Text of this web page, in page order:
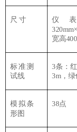
尺 寸
仪
宽高
标准测
试线
3条：
3m，绿
模拟条
形图
38点